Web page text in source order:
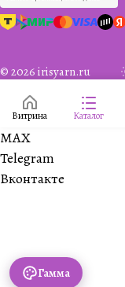
© 2026 irisyarn.ru
Витрина Каталог
Гамма
MAX
Telegram
Вконтакте